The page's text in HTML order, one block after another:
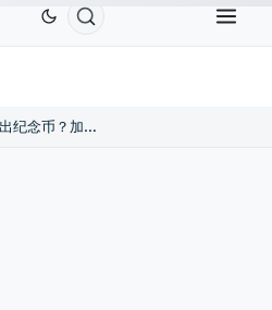
Tether USDTUS$0.9991 BNB
罗纳尔迪尼奥推出纪念币？加密货币诈骗警告